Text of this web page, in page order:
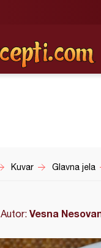
Kuvar Glavna jela
Autor: Vesna